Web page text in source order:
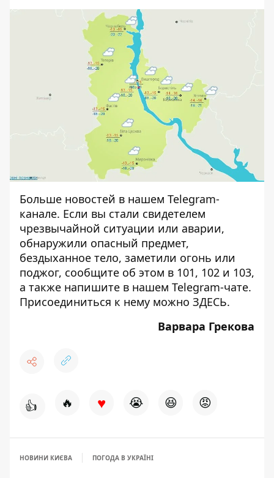
Больше новостей в нашем Telegram-
канале. Если вы стали свидетелем
чрезвычайной ситуации или аварии,
обнаружили опасный предмет,
бездыханное тело, заметили огонь или
поджог, сообщите об этом в 101, 102 и 103,
а также напишите в нашем Telegram-чате.
Присоединиться к нему можно ЗДЕСЬ.
Варвара Грекова
👍 🔥 ♥ 😭 😆 😡
НОВИНИ КИЄВА ПОГОДА В УКРАЇНІ